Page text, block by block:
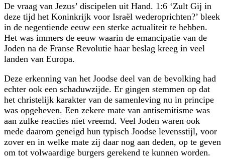
De vraag van Jezus’ discipelen uit Hand. 1:6 ‘Zult Gij in
deze tijd het Koninkrijk voor Israël wederoprichten?’ bleek
in de negentiende eeuw een sterke actualiteit te hebben.
Het was immers de eeuw waarin de emancipatie van de
Joden na de Franse Revolutie haar beslag kreeg in veel
landen van Europa.
Deze erkenning van het Joodse deel van de bevolking had
echter ook een schaduwzijde. Er gingen stemmen op dat
het christelijk karakter van de samenleving nu in principe
was opgeheven. Een zekere mate van antisemitisme was
aan zulke reacties niet vreemd. Veel Joden waren ook
mede daarom geneigd hun typisch Joodse levensstijl, voor
zover en in welke mate zij daar nog aan deden, op te geven
om tot volwaardige burgers gerekend te kunnen worden.